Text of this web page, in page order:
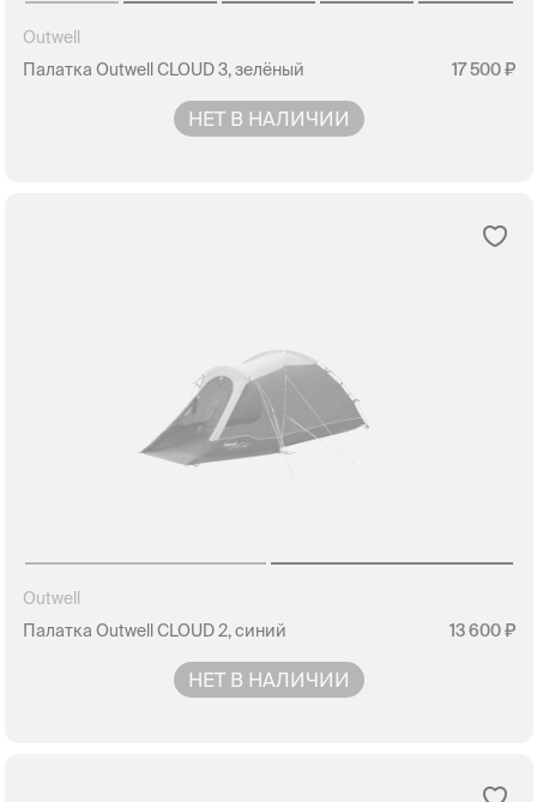
Outwell
Палатка Outwell CLOUD 3, зелёный
17 500
НЕТ В НАЛИЧИИ
Outwell
Палатка Outwell CLOUD 2, синий
13 600
НЕТ В НАЛИЧИИ